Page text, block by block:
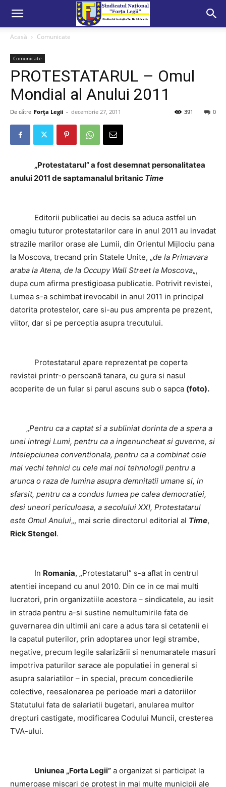
Acasă Comunicate
Comunicate
PROTESTATARUL – Omul
Mondial al Anului 2011
De către Forța Legii - decembrie 27, 2011 0
391
„Protestatarul” a fost desemnat personalitatea
anului 2011 de saptamanalul britanic Time
Editorii publicatiei au decis sa aduca astfel un
omagiu tuturor protestatarilor care in anul 2011 au invadat
strazile marilor orase ale Lumii, din Orientul Mijlociu pana
la Moscova, trecand prin Statele Unite, „de la Primavara
araba la Atena, de la Occupy Wall Street la Moscova„,
dupa cum afirma prestigioasa publicatie. Potrivit revistei,
Lumea s-a schimbat irevocabil in anul 2011 in principal
datorita protestelor, care si-au pus amprenta pe prezent,
viitor, dar si pe perceptia asupra trecutului.
Protestatarul apare reprezentat pe coperta
revistei printr-o persoanã tanara, cu gura si nasul
acoperite de un fular si parul ascuns sub o sapca (foto).
„Pentru ca a captat si a subliniat dorinta de a spera a
unei intregi Lumi, pentru ca a ingenuncheat si guverne, si
intelepciunea conventionala, pentru ca a combinat cele
mai vechi tehnici cu cele mai noi tehnologii pentru a
arunca o raza de lumina asupra demnitatii umane si, in
sfarsit, pentru ca a condus lumea pe calea democratiei,
desi uneori periculoasa, a secolului XXI, Protestatarul
este Omul Anului„, mai scrie directorul editorial al Time,
Rick Stengel.
In Romania, „Protestatarul” s-a aflat in centrul
atentiei incepand cu anul 2010. Din ce in ce mai multi
lucratori, prin organizatiile acestora – sindicatele, au iesit
in strada pentru a-si sustine nemultumirile fata de
guvernarea din ultimii ani care a adus tara si cetatenii ei
la capatul puterilor, prin adoptarea unor legi strambe,
negative, precum legile salarizãrii si nenumaratele masuri
impotriva paturilor sarace ale populatiei in general si
asupra salariatilor – in special, precum concedierile
colective, reesalonarea pe perioade mari a datoriilor
Statutului fata de salariatii bugetari, anularea multor
drepturi castigate, modificarea Codului Muncii, cresterea
TVA-ului.
Uniunea „Forta Legii” a organizat si participat la
numeroase miscari de protest in mai multe municipii ale